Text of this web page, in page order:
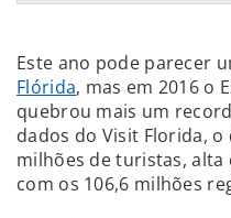
Este ano pode parecer
Flórida, mas em 2016 o
quebrou mais um
dados do Visit Florida,
milhões de turistas, alta
com os 106,6 milhões